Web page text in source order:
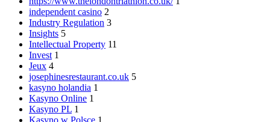
independent casino 2
Industry Regulation 3
Insights 5
Intellectual Property 11
Invest 1
Jeux 4
josephinesrestaurant.co.uk 5
kasyno holandia 1
Kasyno Online 1
Kasyno PL 1